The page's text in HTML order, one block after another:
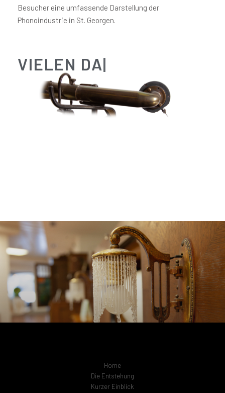
Besucher eine umfassende Darstellung der
Phonoindustrie in St. Georgen.
VIELEN DANK
Home
Die Entstehung
Kurzer Einblick